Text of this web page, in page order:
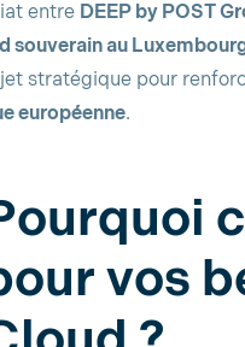
entre DEEP by POST
souverain au
stratégique pour
européenne.
vos